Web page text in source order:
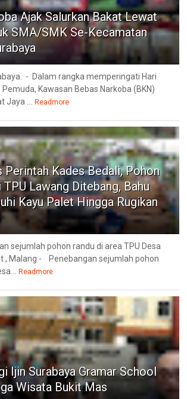
Ajak Salurkan Bakat Lewat
SMA/SMK Se-Kecamatan
- Dalam rangka memperingati Hari
Kawasan Bebas Narkoba (BKN)
Jaya ... Readmore
Perintah Kades Bedali, Pohon
Lawang Ditebang, Bahu
Kayu Palet Hingga Rugikan
sejumlah pohon randu di area TPU Desa
, Malang - Penebangan sejumlah pohon
Readmore
Ijin Surabaya Gramar School
Wisata Bukit Mas